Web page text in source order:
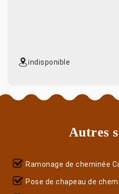
indisponible
Autres
Ramonage de cheminée
Pose de chapeau de